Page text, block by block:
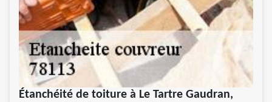
Étanchéité de toiture à Le Tartre Gaudran,